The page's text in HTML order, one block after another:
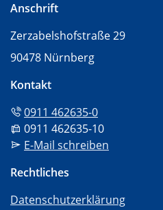
Anschrift
Zerzabelshofstraße 29
90478 Nürnberg
Kontakt
Tel:
0911 462635-0
Fax:
0911 462635-10
Mail:
E-Mail schreiben
Rechtliches
Datenschutzerklärung